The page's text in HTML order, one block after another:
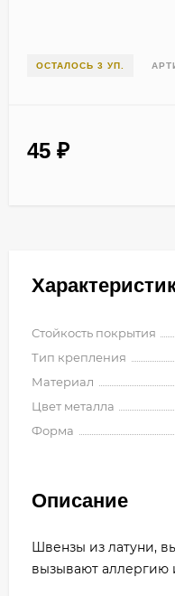
ОСТАЛОСЬ 3 УП.
45 ₽
Стойкость покрытия
Тип крепления
Материал
Цвет металла
Форма
Описание
Швензы из латуни,
вызывают аллергию